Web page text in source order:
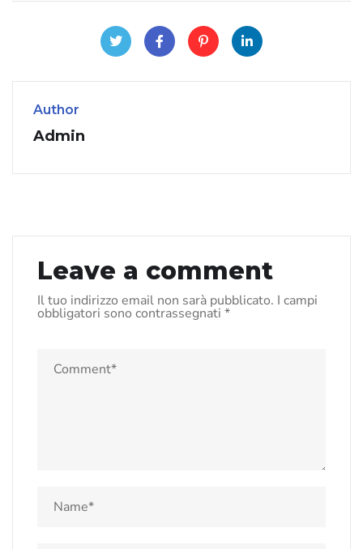
Author
Admin
Leave a comment
Il tuo indirizzo email non sarà pubblicato. I campi
obbligatori sono contrassegnati *